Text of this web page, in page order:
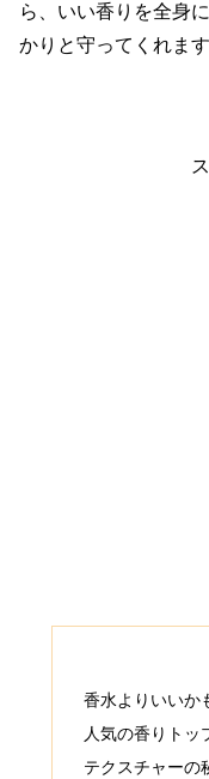
ら、いい香りを全身
かりと守ってくれます
香水よりいいか
人気の香りトッ
テクスチャーの